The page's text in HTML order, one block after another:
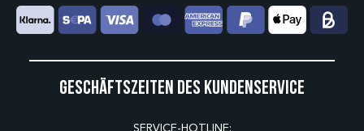
Geschäftszeiten des Kundenservice
SERVICE-HOTLINE: